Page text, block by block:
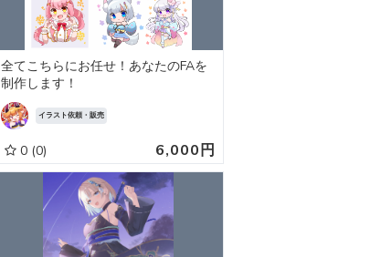
全てこちらにお任せ！あなたのFAを
制作します！
イラスト依頼・販売
0 (0) 6,000円